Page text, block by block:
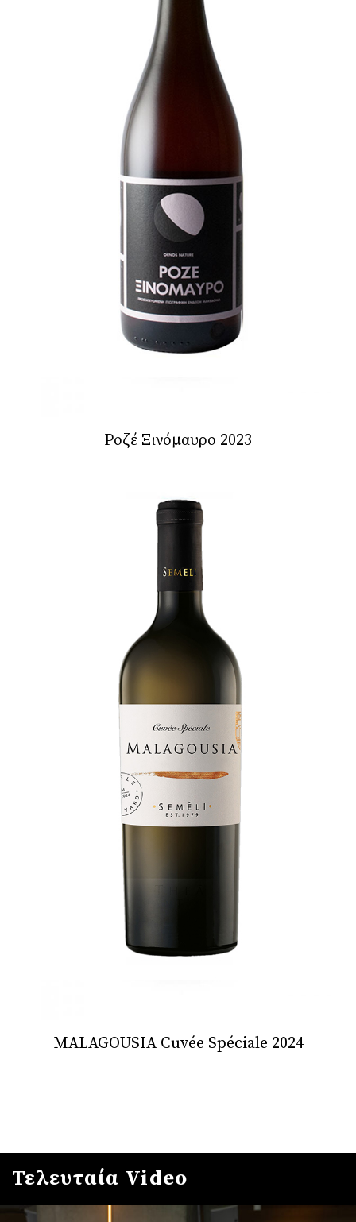
Ροζέ Ξινόμαυρο 2023
MALAGOUSIA Cuvée Spéciale 2024
Τελευταία Video